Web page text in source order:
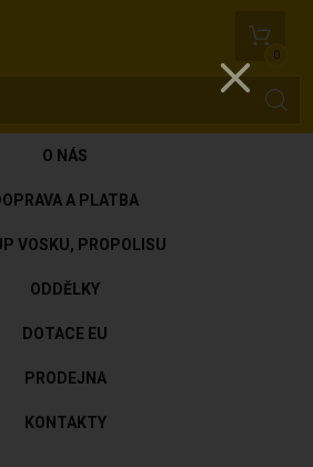
0
O NÁS
A PLATBA
VOSKU, PROPOLISU
ODDĚLKY
DOTACE EU
PRODEJNA
KONTAKTY